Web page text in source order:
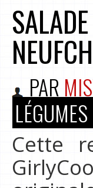
PAR
Cette